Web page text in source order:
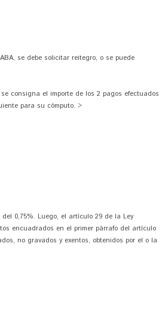
se debe solicitar reitegro, o se puede
consigna el importe de los 2 pagos efectuados
para su cómputo. >
0,75%. Luego, el artículo 29 de la Ley
encuadrados en el primer párrafo del artículo
no gravados y exentos, obtenidos por el o la